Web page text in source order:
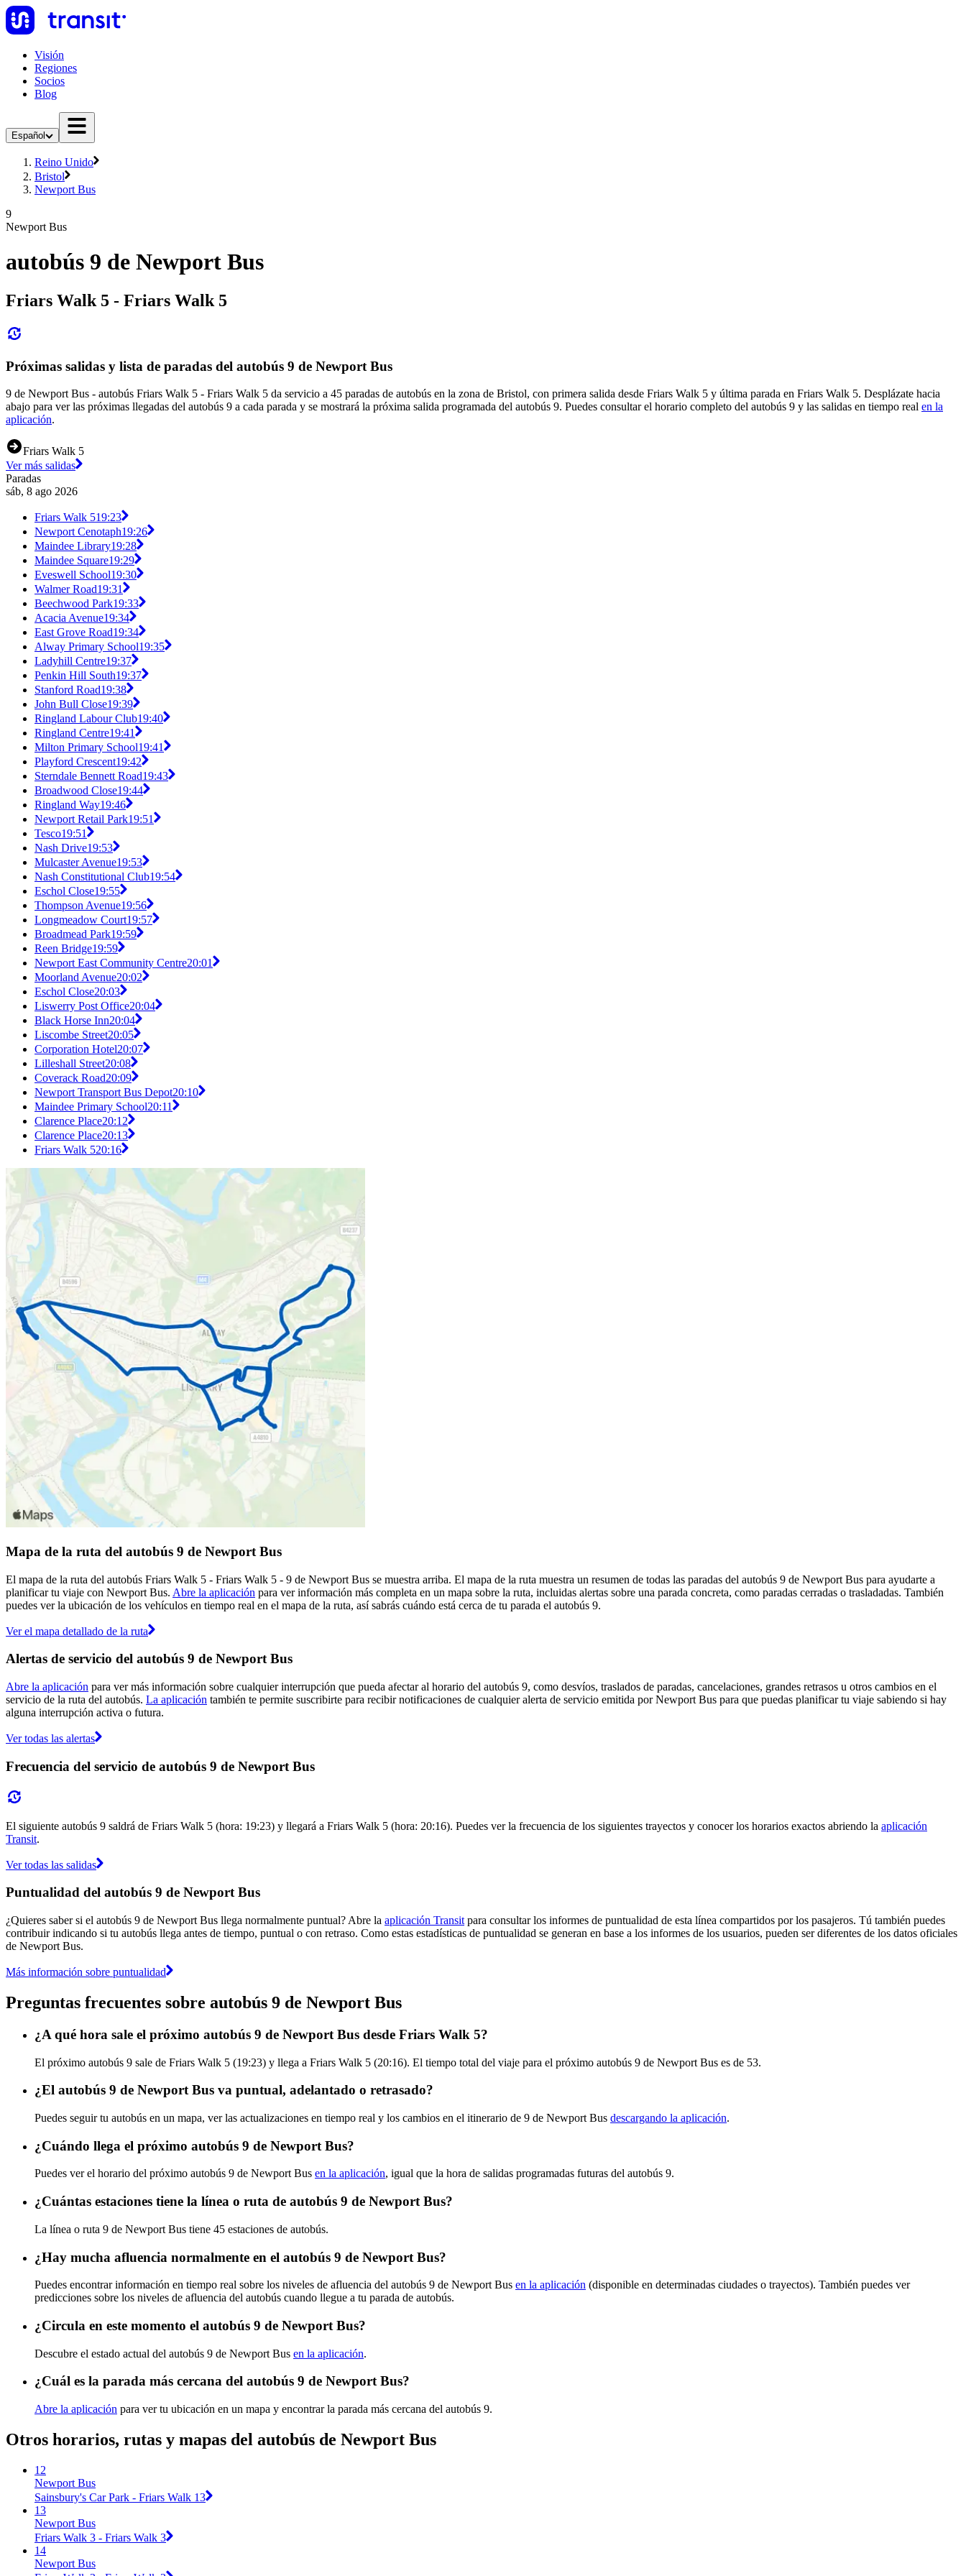
Visión
Regiones
Socios
Blog
Español
Reino Unido
Bristol
Newport Bus
9
Newport Bus
autobús 9 de Newport Bus
Friars Walk 5 - Friars Walk 5
Próximas salidas y lista de paradas del autobús 9 de Newport Bus
9 de Newport Bus - autobús Friars Walk 5 - Friars Walk 5 da servicio a 45 paradas de autobús en la zona de Bristol, con primera salida desde Friars Walk 5 y última parada en Friars Walk 5. Desplázate hacia
abajo para ver las próximas llegadas del autobús 9 a cada parada y se mostrará la próxima salida programada del autobús 9. Puedes consultar el horario completo del autobús 9 y las salidas en tiempo real en la
aplicación.
Friars Walk 5
Ver más salidas
Paradas
sáb, 8 ago 2026
Friars Walk 519:23
Newport Cenotaph19:26
Maindee Library19:28
Maindee Square19:29
Eveswell School19:30
Walmer Road19:31
Beechwood Park19:33
Acacia Avenue19:34
East Grove Road19:34
Alway Primary School19:35
Ladyhill Centre19:37
Penkin Hill South19:37
Stanford Road19:38
John Bull Close19:39
Ringland Labour Club19:40
Ringland Centre19:41
Milton Primary School19:41
Playford Crescent19:42
Sterndale Bennett Road19:43
Broadwood Close19:44
Ringland Way19:46
Newport Retail Park19:51
Tesco19:51
Nash Drive19:53
Mulcaster Avenue19:53
Nash Constitutional Club19:54
Eschol Close19:55
Thompson Avenue19:56
Longmeadow Court19:57
Broadmead Park19:59
Reen Bridge19:59
Newport East Community Centre20:01
Moorland Avenue20:02
Eschol Close20:03
Liswerry Post Office20:04
Black Horse Inn20:04
Liscombe Street20:05
Corporation Hotel20:07
Lilleshall Street20:08
Coverack Road20:09
Newport Transport Bus Depot20:10
Maindee Primary School20:11
Clarence Place20:12
Clarence Place20:13
Friars Walk 520:16
Mapa de la ruta del autobús 9 de Newport Bus
El mapa de la ruta del autobús Friars Walk 5 - Friars Walk 5 - 9 de Newport Bus se muestra arriba. El mapa de la ruta muestra un resumen de todas las paradas del autobús 9 de Newport Bus para ayudarte a
planificar tu viaje con Newport Bus. Abre la aplicación para ver información más completa en un mapa sobre la ruta, incluidas alertas sobre una parada concreta, como paradas cerradas o trasladadas. También
puedes ver la ubicación de los vehículos en tiempo real en el mapa de la ruta, así sabrás cuándo está cerca de tu parada el autobús 9.
Ver el mapa detallado de la ruta
Alertas de servicio del autobús 9 de Newport Bus
Abre la aplicación para ver más información sobre cualquier interrupción que pueda afectar al horario del autobús 9, como desvíos, traslados de paradas, cancelaciones, grandes retrasos u otros cambios en el
servicio de la ruta del autobús. La aplicación también te permite suscribirte para recibir notificaciones de cualquier alerta de servicio emitida por Newport Bus para que puedas planificar tu viaje sabiendo si hay
alguna interrupción activa o futura.
Ver todas las alertas
Frecuencia del servicio de autobús 9 de Newport Bus
El siguiente autobús 9 saldrá de Friars Walk 5 (hora: 19:23) y llegará a Friars Walk 5 (hora: 20:16). Puedes ver la frecuencia de los siguientes trayectos y conocer los horarios exactos abriendo la aplicación
Transit.
Ver todas las salidas
Puntualidad del autobús 9 de Newport Bus
¿Quieres saber si el autobús 9 de Newport Bus llega normalmente puntual? Abre la aplicación Transit para consultar los informes de puntualidad de esta línea compartidos por los pasajeros. Tú también puedes
contribuir indicando si tu autobús llega antes de tiempo, puntual o con retraso. Como estas estadísticas de puntualidad se generan en base a los informes de los usuarios, pueden ser diferentes de los datos oficiales
de Newport Bus.
Más información sobre puntualidad
Preguntas frecuentes sobre autobús 9 de Newport Bus
¿A qué hora sale el próximo autobús 9 de Newport Bus desde Friars Walk 5?
El próximo autobús 9 sale de Friars Walk 5 (19:23) y llega a Friars Walk 5 (20:16). El tiempo total del viaje para el próximo autobús 9 de Newport Bus es de 53.
¿El autobús 9 de Newport Bus va puntual, adelantado o retrasado?
Puedes seguir tu autobús en un mapa, ver las actualizaciones en tiempo real y los cambios en el itinerario de 9 de Newport Bus descargando la aplicación.
¿Cuándo llega el próximo autobús 9 de Newport Bus?
Puedes ver el horario del próximo autobús 9 de Newport Bus en la aplicación, igual que la hora de salidas programadas futuras del autobús 9.
¿Cuántas estaciones tiene la línea o ruta de autobús 9 de Newport Bus?
La línea o ruta 9 de Newport Bus tiene 45 estaciones de autobús.
¿Hay mucha afluencia normalmente en el autobús 9 de Newport Bus?
Puedes encontrar información en tiempo real sobre los niveles de afluencia del autobús 9 de Newport Bus en la aplicación (disponible en determinadas ciudades o trayectos). También puedes ver
predicciones sobre los niveles de afluencia del autobús cuando llegue a tu parada de autobús.
¿Circula en este momento el autobús 9 de Newport Bus?
Descubre el estado actual del autobús 9 de Newport Bus en la aplicación.
¿Cuál es la parada más cercana del autobús 9 de Newport Bus?
Abre la aplicación para ver tu ubicación en un mapa y encontrar la parada más cercana del autobús 9.
Otros horarios, rutas y mapas del autobús de Newport Bus
12
Newport Bus
Sainsbury's Car Park - Friars Walk 13
13
Newport Bus
Friars Walk 3 - Friars Walk 3
14
Newport Bus